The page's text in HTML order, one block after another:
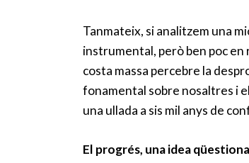
Tanmateix, si analitzem una
instrumental, però ben poc
costa massa percebre la
fonamental sobre nosaltres i
una ullada a sis mil anys de
El progrés, una idea